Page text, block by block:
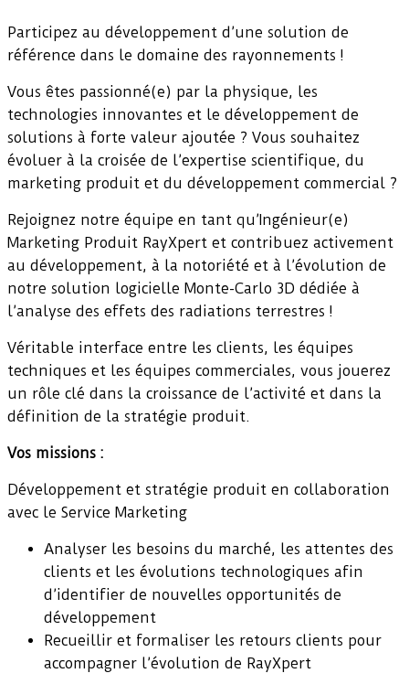
Participez au développement d’une solution de
référence dans le domaine des rayonnements !
Vous êtes passionné(e) par la physique, les
technologies innovantes et le développement de
solutions à forte valeur ajoutée ? Vous souhaitez
évoluer à la croisée de l’expertise scientifique, du
marketing produit et du développement commercial ?
Rejoignez notre équipe en tant qu’Ingénieur(e)
Marketing Produit RayXpert et contribuez activement
au développement, à la notoriété et à l’évolution de
notre solution logicielle Monte-Carlo 3D dédiée à
l’analyse des effets des radiations terrestres !
Véritable interface entre les clients, les équipes
techniques et les équipes commerciales, vous jouerez
un rôle clé dans la croissance de l’activité et dans la
définition de la stratégie produit.
Vos missions :
Développement et stratégie produit en collaboration
avec le Service Marketing
Analyser les besoins du marché, les attentes des
clients et les évolutions technologiques afin
d’identifier de nouvelles opportunités de
développement
Recueillir et formaliser les retours clients pour
accompagner l’évolution de RayXpert